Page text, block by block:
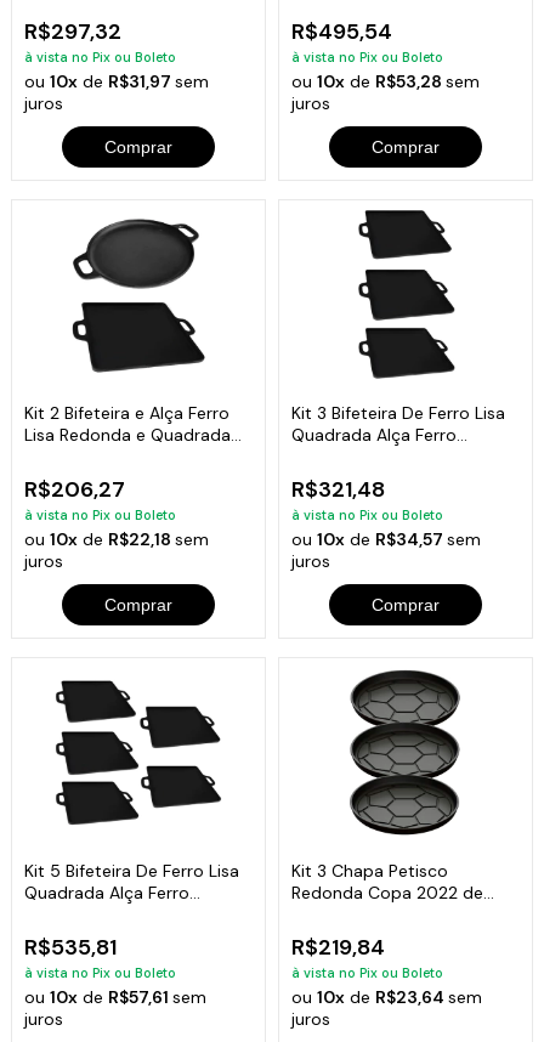
R$297,32
à vista no Pix ou Boleto
ou10x de R$31,97sem
juros
Comprar
R$495,54
à vista no Pix ou Boleto
ou 10xde R$53,28 sem
juros
Comprar
Kit 2 Bifeteira e Alça Ferro
Lisa Redonda e Quadrada
R$206,27
à vista no Pix ou Boleto
ou10x de R$22,18sem
juros
Comprar
Kit 3 Bifeteira De Ferro Lisa
Quadrada Alça Ferro
R$321,48
à vista no Pix ou Boleto
ou 10xde R$34,57 sem
juros
Comprar
Kit 5 Bifeteira De Ferro Lisa
Quadrada Alça Ferro
R$535,81
à vista no Pix ou Boleto
ou10x de R$57,61sem
juros
Kit 3 Chapa Petisco
Redonda Copa 2022 de
R$219,84
à vista no Pix ou Boleto
ou 10xde R$23,64 sem
juros